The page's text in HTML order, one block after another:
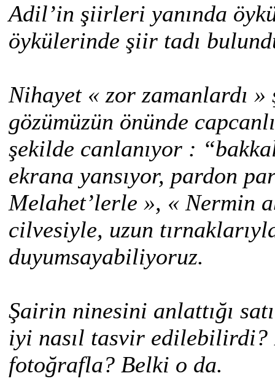
Adil’in şiirleri yanında
öykülerinde şiir tadı
Nihayet « zor zamanlardı
gözümüzün önünde
şekilde canlanıyor :
ekrana yansıyor, pardon
Melahet’lerle », « Nermin
cilvesiyle, uzun
duyumsayabiliyoruz.
Şairin ninesini anlattığı
iyi nasıl tasvir
fotoğrafla? Belki o da.